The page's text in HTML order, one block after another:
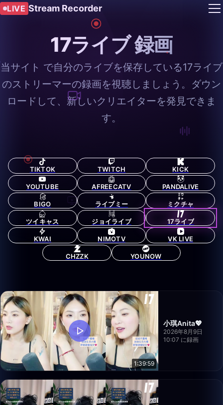
LIVE Stream Recorder
17ライブ 録画
当サイト で自分のライブを保存している17ライブ
のストリーマーの録画を視聴しましょう。ダウン
ロードして、新しいクリエイターを発見できま
す。
TIKTOK TWITCH KICK
YOUTUBE AFREECATV PANDALIVE
BIGO ライブミー ミクチャ
ツイキャス ジョイライブ 17ライブ
KWAI NIMOTV VK LIVE
CHZZK YOUNOW
1:39:59
小琪Anita💖
2026年8月9日
10:07 に録画